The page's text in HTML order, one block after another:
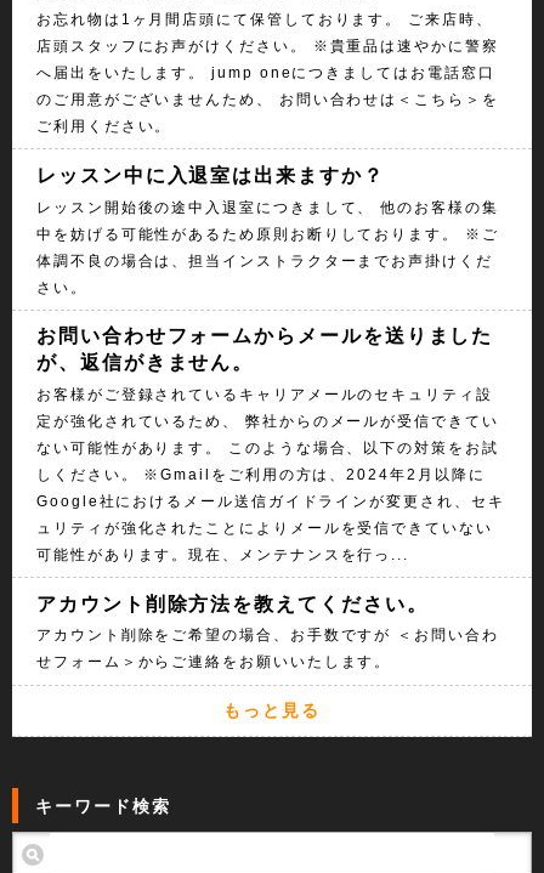
お忘れ物は1ヶ月間店頭にて保管しております。 ご来店時、
店頭スタッフにお声がけください。 ※貴重品は速やかに警察
へ届出をいたします。 jump oneにつきましてはお電話窓口
のご用意がございませんため、 お問い合わせは＜こちら＞を
ご利用ください。
レッスン中に入退室は出来ますか？
レッスン開始後の途中入退室につきまして、 他のお客様の集
中を妨げる可能性があるため原則お断りしております。 ※ご
体調不良の場合は、担当インストラクターまでお声掛けくだ
さい。
お問い合わせフォームからメールを送りました
が、返信がきません。
お客様がご登録されているキャリアメールのセキュリティ設
定が強化されているため、 弊社からのメールが受信できてい
ない可能性があります。 このような場合、以下の対策をお試
しください。 ※Gmailをご利用の方は、2024年2月以降に
Google社におけるメール送信ガイドラインが変更され、セキ
ュリティが強化されたことによりメールを受信できていない
可能性があります。現在、メンテナンスを行っ...
アカウント削除方法を教えてください。
アカウント削除をご希望の場合、お手数ですが ＜お問い合わ
せフォーム＞からご連絡をお願いいたします。
もっと見る
キーワード検索